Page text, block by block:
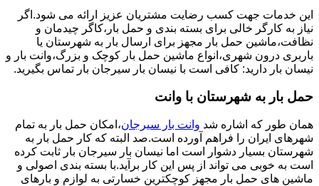
این خدمات جهت کسب رضایت مشتریان عزیز ارائه می شود.اگر
نیاز به کارگر خالی برای بسته بندی و حمل بار،کاگر چیدمان و
نظافت،ماشین حمل بار مجهز برای ارسال بار به شهرستان یا
باربری درون شهری،انواع ماشین حمل بار کوچک و بزرگ،وانت بار و
نیسان بار دارید: کافی است با نیسان بار سیرجان بار تماس بگیرید.
حمل بار به شهرستان با وانت
همان طور که اشاره شد وانت بار سیرجان،امکان حمل بار به تمام
شهرهای ایران را فراهم آورده است.صد البته که کار حمل بار به
شهرستان بسیار دشوار است اما نیسان بار سیرجان بار ثابت کرده
است به خوبی می تواند از پس این کار برآید.با بسته بندی اصولی و
ماشین های حمل بار مجهز کوچکترین خسارتی به لوازم و بارهای